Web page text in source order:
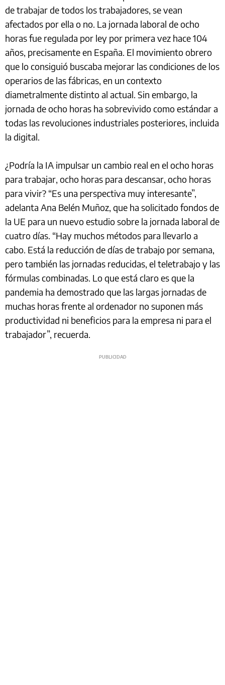
de trabajar de todos los trabajadores, se vean
afectados por ella o no. La jornada laboral de ocho
horas fue regulada por ley por primera vez hace 104
años, precisamente en España. El movimiento obrero
que lo consiguió buscaba mejorar las condiciones de los
operarios de las fábricas, en un contexto
diametralmente distinto al actual. Sin embargo, la
jornada de ocho horas ha sobrevivido como estándar a
todas las revoluciones industriales posteriores, incluida
la digital.
¿Podría la IA impulsar un cambio real en el ocho horas
para trabajar, ocho horas para descansar, ocho horas
para vivir? “Es una perspectiva muy interesante”,
adelanta Ana Belén Muñoz, que ha solicitado fondos de
la UE para un nuevo estudio sobre la jornada laboral de
cuatro días. “Hay muchos métodos para llevarlo a
cabo. Está la reducción de días de trabajo por semana,
pero también las jornadas reducidas, el teletrabajo y las
fórmulas combinadas. Lo que está claro es que la
pandemia ha demostrado que las largas jornadas de
muchas horas frente al ordenador no suponen más
productividad ni beneficios para la empresa ni para el
trabajador”, recuerda.